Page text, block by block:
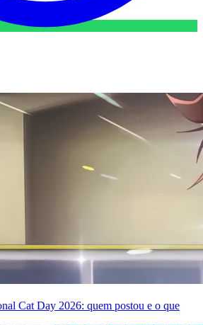
Cat Day 2026: quem postou e o que